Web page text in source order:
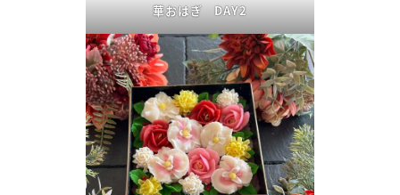
華おはぎ DAY2